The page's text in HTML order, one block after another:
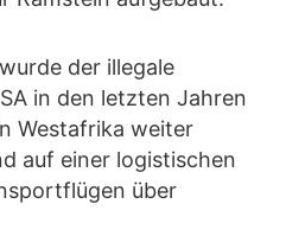
der illegale
in den letzten Jahren
Westafrika weiter
auf einer logistischen
über